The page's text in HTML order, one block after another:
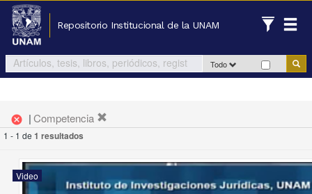
Repositorio Institucional de la UNAM
Todo
cancel |Competencia
1 - 1 de 1 resultados
Video